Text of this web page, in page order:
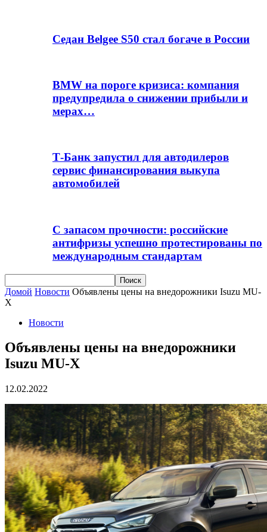
Седан Belgee S50 стал богаче в России
BMW на пороге кризиса: компания
предупредила о снижении прибыли и
мерах…
Т-Банк запустил для автодилеров
сервис финансирования выкупа
автомобилей
С запасом прочности: российские
антифризы успешно протестированы по
международным стандартам
Домой Новости Объявлены цены на внедорожники Isuzu MU-
X
Новости
Объявлены цены на внедорожники
Isuzu MU-X
12.02.2022